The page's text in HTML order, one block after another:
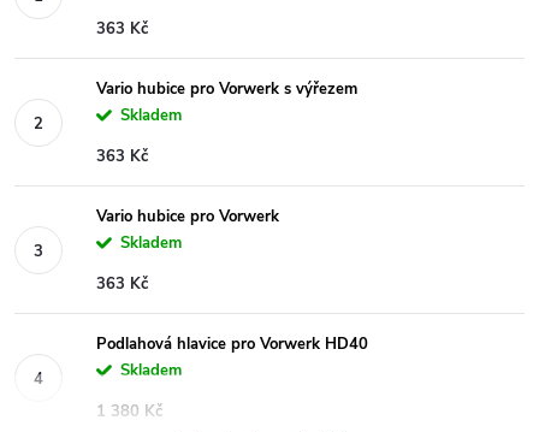
363 Kč
Vario hubice pro Vorwerk s výřezem
Skladem
363 Kč
Vario hubice pro Vorwerk
Skladem
363 Kč
Podlahová hlavice pro Vorwerk HD40
Skladem
1 380 Kč